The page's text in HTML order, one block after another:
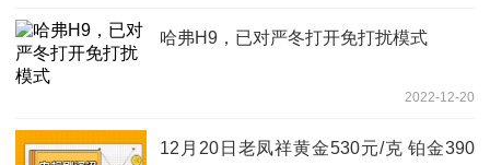
哈弗H9，已对严冬打开免打扰模式
2022-12-20
12月20日老凤祥黄金530元/克 铂金390